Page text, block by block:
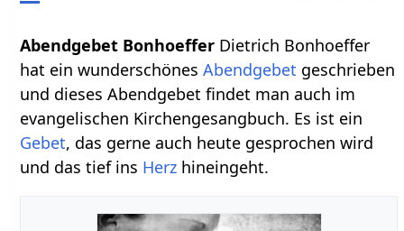
Abendgebet Bonhoeffer Dietrich Bonhoeffer
hat ein wunderschönesAbendgebet geschrieben
und dieses Abendgebet findet man auch im
evangelischen Kirchengesangbuch. Es ist ein
Gebet, das gerne auch heute gesprochen wird
und das tief ins Herz hineingeht.